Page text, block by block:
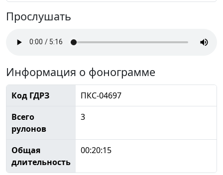
Прослушать
Информация о фонограмме
Код ГДРЗ
ПКС-04697
Всего
рулонов
3
Общая
длительность
00:20:15